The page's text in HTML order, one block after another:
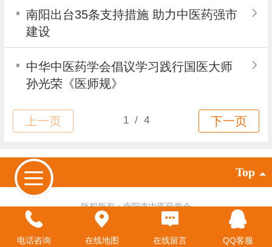
南阳出台35条支持措施 助力中医药强市
建设
中华中医药学会倡议学习践行国医大师
孙光荣《医师规》
Top
版权所有：南阳市中医药学会
电话咨询
在线地图 在线留言 QQ客服